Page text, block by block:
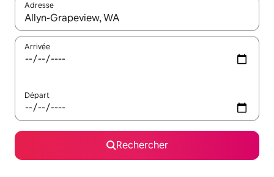
Adresse
Lorsque les résultats s'affichent, utilisez les flèches vers le
Arrivée
Départ
Rechercher